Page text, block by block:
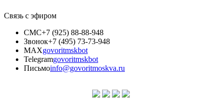
Связь с эфиром
СМС+7 (925) 88-88-948
Звонок+7 (495) 73-73-948
MAXgovoritmskbot
Telegramgovoritmskbot
Письмоinfo@govoritmoskva.ru